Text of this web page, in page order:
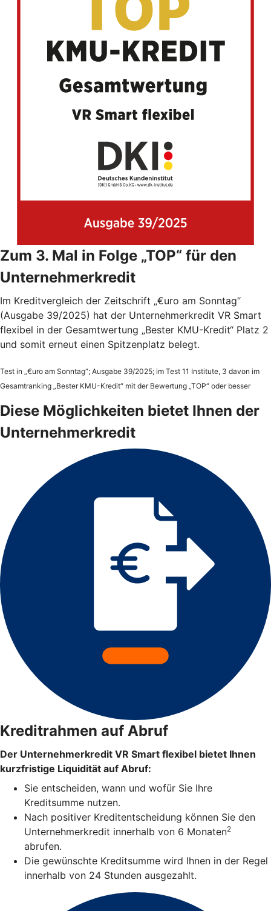
Zum 3. Mal in Folge „TOP“ für den
Unternehmerkredit
Im Kreditvergleich der Zeitschrift „€uro am Sonntag“
(Ausgabe 39/2025) hat der Unternehmerkredit VR Smart
flexibel in der Gesamtwertung „Bester KMU-Kredit“ Platz 2
und somit erneut einen Spitzenplatz belegt.
Test in „€uro am Sonntag“; Ausgabe 39/2025; im Test 11 Institute, 3 davon im
Gesamtranking „Bester KMU-Kredit“ mit der Bewertung „TOP“ oder besser
Diese Möglichkeiten bietet Ihnen der
Unternehmerkredit
Kreditrahmen auf Abruf
Der Unternehmerkredit VR Smart flexibel bietet Ihnen
kurzfristige Liquidität auf Abruf:
Sie entscheiden, wann und wofür Sie Ihre
Kreditsumme nutzen.
Nach positiver Kreditentscheidung können Sie den
Unternehmerkredit innerhalb von 6 Monaten2
abrufen.
Die gewünschte Kreditsumme wird Ihnen in der Regel
innerhalb von 24 Stunden ausgezahlt.